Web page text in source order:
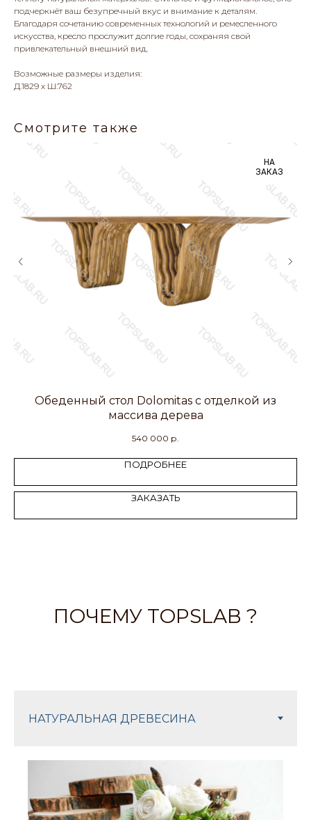
подчеркнёт ваш безупречный вкус и внимание к деталям.
Благодаря сочетанию современных технологий и ремесленного
искусства, кресло прослужит долгие годы, сохраняя свой
привлекательный внешний вид.
Возможные размеры изделия:
Д.1829 х Ш.762
Смотрите также
НА
ЗАКАЗ
Обеденный стол Dolomitas с отделкой из
массива дерева
540 000 р.
ПОДРОБНЕЕ
ЗАКАЗАТЬ
ПОЧЕМУ TOPSLAB ?